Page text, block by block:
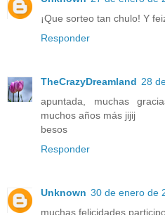
¡Que sorteo tan chulo! Y
Responder
TheCrazyDreamland 28
apuntada, muchas
muchos años más jijij
besos
Responder
Unknown 30 de enero de
muchas felicidades